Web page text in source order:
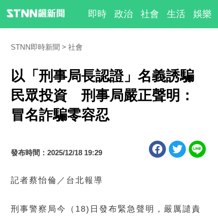
即時 政治 社會 生活 娛樂
STNN即時新聞 社會
以「刑事局長認證」名義誘騙
民眾投資 刑事局嚴正聲明：
冒名詐騙零容忍
發布時間：2025/12/18 19:29
記者蔡怡倫／台北報導
刑事警察局今（18)日發布緊急聲明，嚴厲譴責